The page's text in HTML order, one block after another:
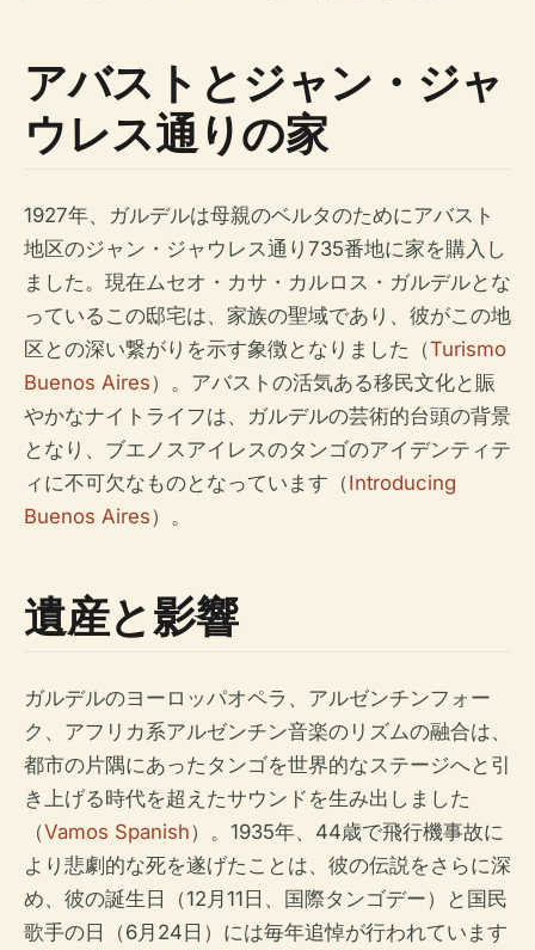
アバストとジャン・ジャ
ウレス通りの家
1927年、ガルデルは母親のベルタのためにアバスト
地区のジャン・ジャウレス通り735番地に家を購入し
ました。現在ムセオ・カサ・カルロス・ガルデルとな
っているこの邸宅は、家族の聖域であり、彼がこの地
区との深い繋がりを示す象徴となりました（Turismo
Buenos Aires）。アバストの活気ある移民文化と賑
やかなナイトライフは、ガルデルの芸術的台頭の背景
となり、ブエノスアイレスのタンゴのアイデンティテ
ィに不可欠なものとなっています（Introducing
Buenos Aires）。
遺産と影響
ガルデルのヨーロッパオペラ、アルゼンチンフォー
ク、アフリカ系アルゼンチン音楽のリズムの融合は、
都市の片隅にあったタンゴを世界的なステージへと引
き上げる時代を超えたサウンドを生み出しました
（Vamos Spanish）。1935年、44歳で飛行機事故に
より悲劇的な死を遂げたことは、彼の伝説をさらに深
め、彼の誕生日（12月11日、国際タンゴデー）と国民
歌手の日（6月24日）には毎年追悼が行われています